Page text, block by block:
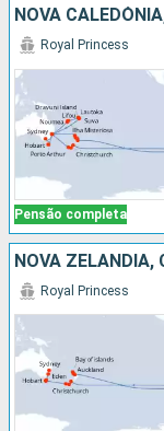
Pensão completa
Royal Princess
NOVA ZELANDIA,
Royal Princess